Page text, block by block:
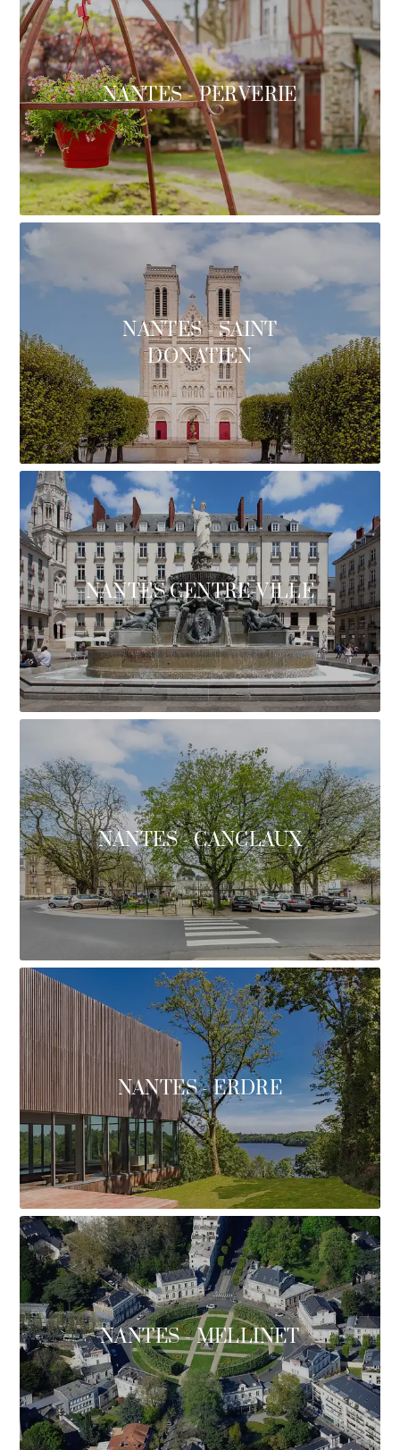
NANTES - PERVERIE
NANTES - SAINT
DONATIEN
NANTES CENTRE-VILLE
NANTES - CANCLAUX
NANTES - ERDRE
NANTES - MELLINET